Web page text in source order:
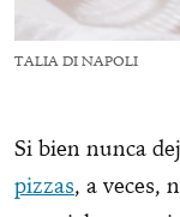
TALIA DI NAPOLI
Si bien nunca
pizzas, a veces,